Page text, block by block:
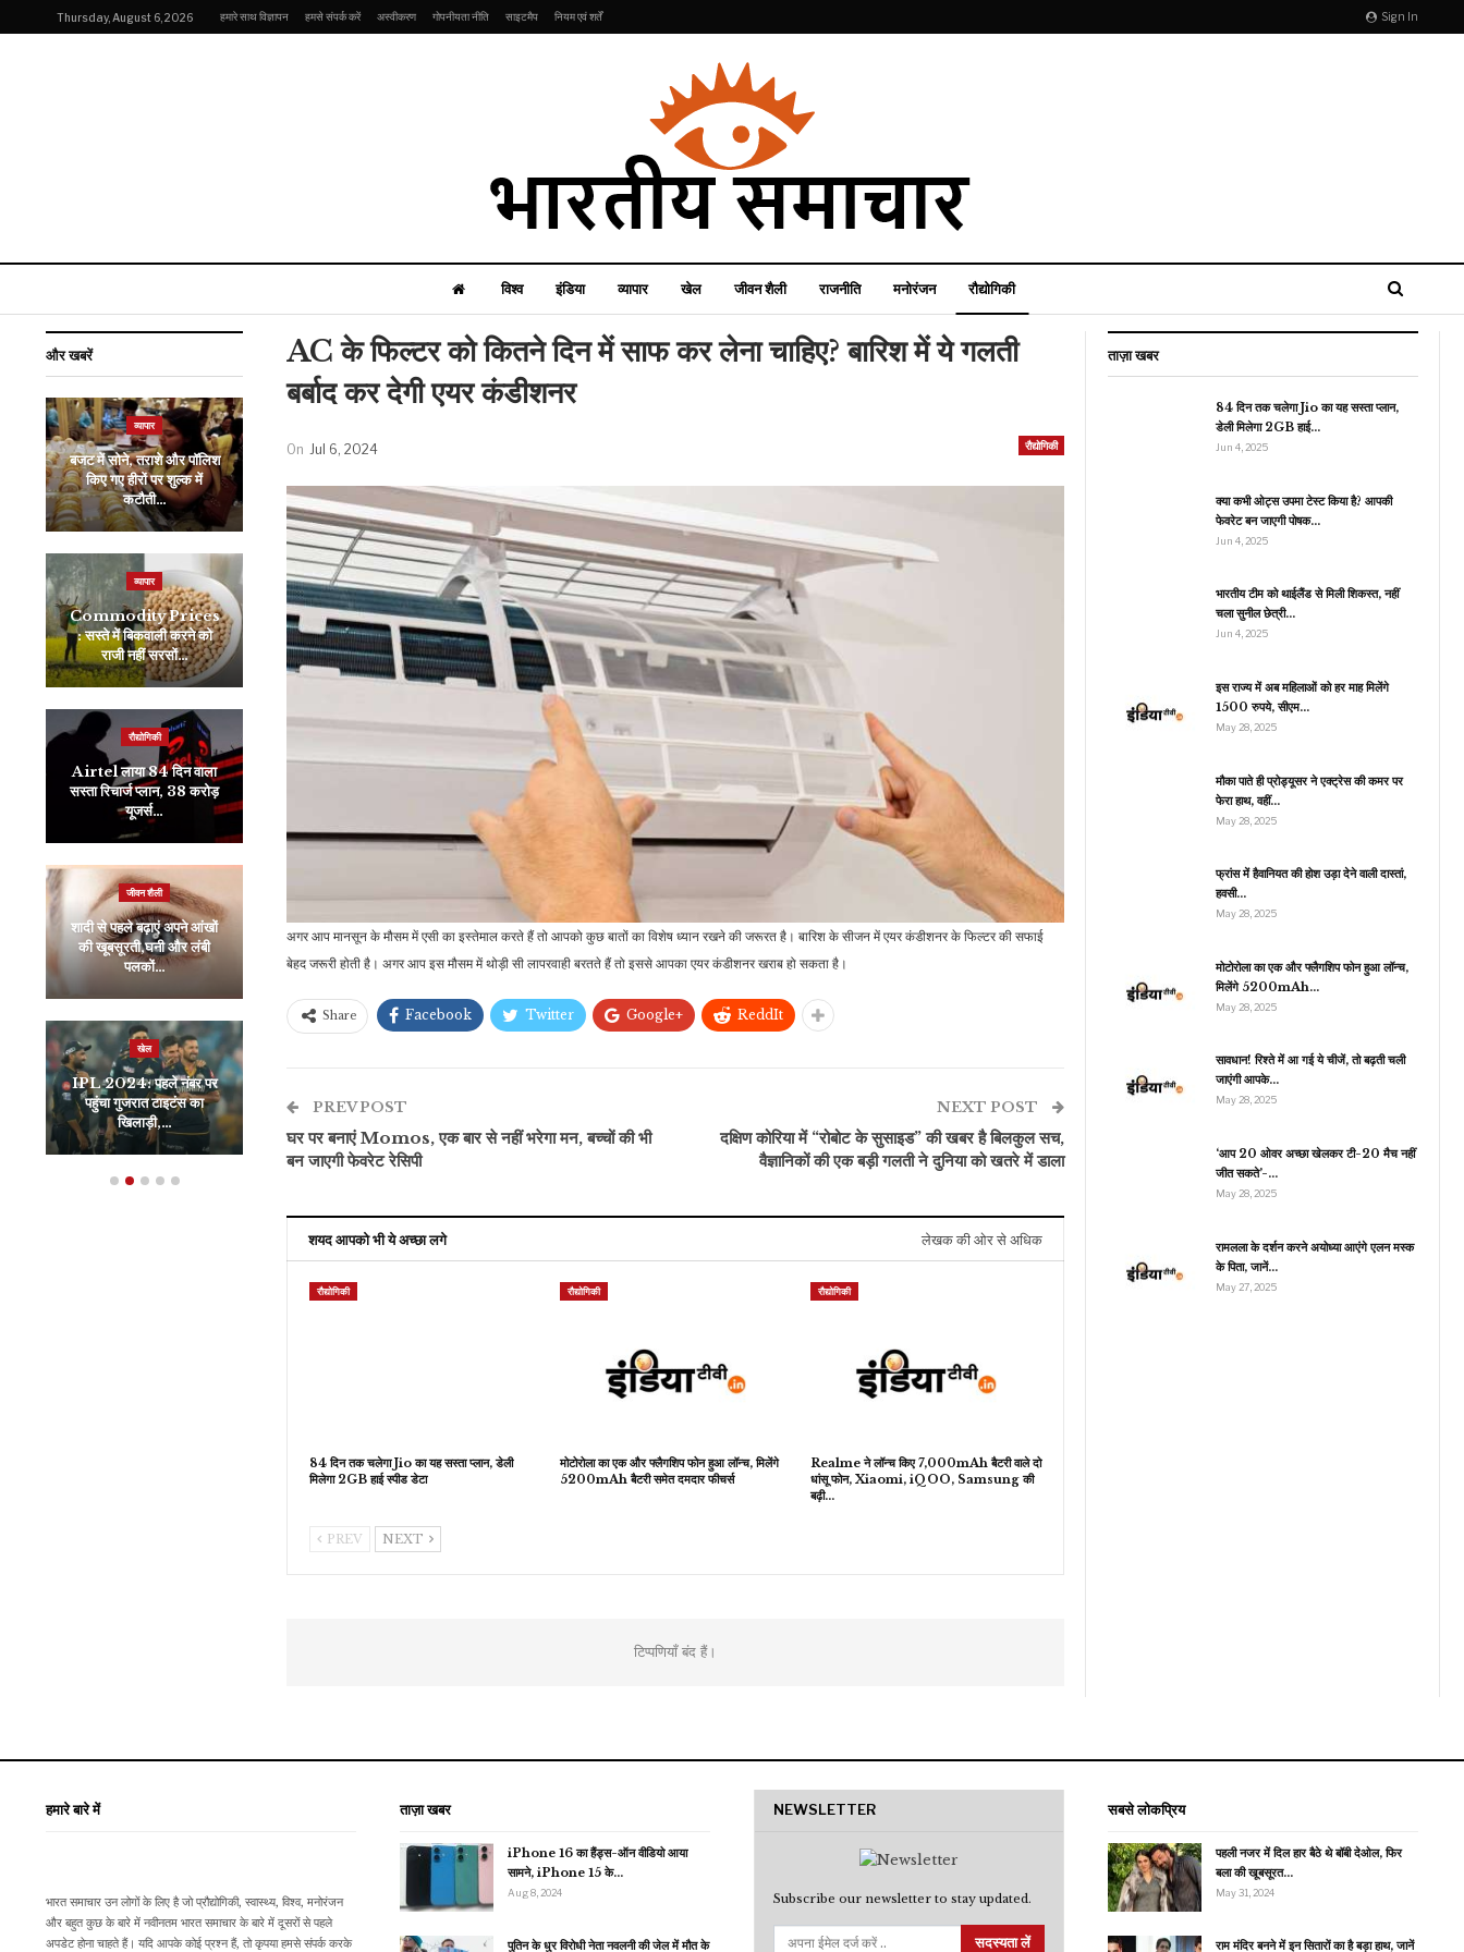
Sign In
Thursday, August 6, 2026 हमारे साथ विज्ञापन हमसे संपर्क करें अस्वीकरण गोपनीयता नीति साइटमैप नियम एवं शर्तें
विश्व इंडिया व्यापार खेल जीवन शैली राजनीति मनोरंजन रौद्योगिकी
AC के फिल्टर को कितने दिन में साफ कर लेना चाहिए? बारिश में ये गलती
बर्बाद कर देगी एयर कंडीशनर
रौद्योगिकी
On Jul 6, 2024
अगर आप मानसून के मौसम में एसी का इस्तेमाल करते हैं तो आपको कुछ बातों का विशेष ध्यान रखने की जरूरत है। बारिश के सीजन में एयर कंडीशनर के फिल्टर की सफाई
बेहद जरूरी होती है। अगर आप इस मौसम में थोड़ी सी लापरवाही बरतते हैं तो इससे आपका एयर कंडीशनर खराब हो सकता है।
Share Facebook Twitter Google+ ReddIt
PREV POST
घर पर बनाएं Momos, एक बार से नहीं भरेगा मन, बच्चों की भी
बन जाएगी फेवरेट रेसिपी
NEXT POST
दक्षिण कोरिया में “रोबोट के सुसाइड” की खबर है बिलकुल सच,
वैज्ञानिकों की एक बड़ी गलती ने दुनिया को खतरे में डाला
शयद आपको भी ये अच्छा लगे लेखक की ओर से अधिक
रौद्योगिकी
84 दिन तक चलेगा Jio का यह सस्ता प्लान, डेली
मिलेगा 2GB हाई स्पीड डेटा
रौद्योगिकी
मोटोरोला का एक और फ्लैगशिप फोन हुआ लॉन्च, मिलेंगे
5200mAh बैटरी समेत दमदार फीचर्स
रौद्योगिकी
Realme ने लॉन्च किए 7,000mAh बैटरी वाले दो
धांसू फोन, Xiaomi, iQOO, Samsung की
बढ़ी…
PREV NEXT
टिप्पणियाँ बंद हैं।
ताज़ा खबर
84 दिन तक चलेगा Jio का यह सस्ता प्लान,
डेली मिलेगा 2GB हाई…
Jun 4, 2025
क्या कभी ओट्स उपमा टेस्ट किया है? आपकी
फेवरेट बन जाएगी पोषक…
Jun 4, 2025
भारतीय टीम को थाईलैंड से मिली शिकस्त, नहीं
चला सुनील छेत्री…
Jun 4, 2025
इस राज्य में अब महिलाओं को हर माह मिलेंगे
1500 रुपये, सीएम…
May 28, 2025
मौका पाते ही प्रोड्यूसर ने एक्ट्रेस की कमर पर
फेरा हाथ, वहीं…
May 28, 2025
फ्रांस में हैवानियत की होश उड़ा देने वाली दास्तां,
हवसी…
May 28, 2025
मोटोरोला का एक और फ्लैगशिप फोन हुआ लॉन्च,
मिलेंगे 5200mAh…
May 28, 2025
सावधान! रिश्ते में आ गई ये चीजें, तो बढ़ती चली
जाएंगी आपके…
May 28, 2025
‘आप 20 ओवर अच्छा खेलकर टी-20 मैच नहीं
जीत सकते’-…
May 28, 2025
रामलला के दर्शन करने अयोध्या आएंगे एलन मस्क
के पिता, जानें…
May 27, 2025
और खबरें
व्यापार
बजट में सोने, तराशे और पॉलिश
किए गए हीरों पर शुल्क में
कटौती…
व्यापार
Commodity Prices
: सस्ते में बिकवाली करने को
राजी नहीं सरसों…
रौद्योगिकी
Airtel लाया 84 दिन वाला
सस्ता रिचार्ज प्लान, 38 करोड़
यूजर्स…
जीवन शैली
शादी से पहले बढ़ाएं अपने आंखों
की खूबसूरती,घनी और लंबी
पलकों…
खेल
IPL 2024: पहले नंबर पर
पहुंचा गुजरात टाइटंस का
खिलाड़ी,…
रिलीज के पहले ही लीक हुई
फिल्म की लिंक…
खेल
LSG Vs CSK: क्या चेन्नई
और लखनऊ की टीम में होगा
बदलाव, ऐसी…
जो बाइडेन ने की इजरायल पर
ईरान के हमले की निंदा,
Emergency…
टेंशन, जसप्रीत बुमराह की
खेल
Asia Cup 2023:
बांग्लादेश की टीम ने
अफगानिस्तान को धोया,…
मनोरंजन
इस वजह से ठुकराया ‘खतरों के
खिलाड़ी 14’ में जाने…
Nokia के 25 साल पुराने
फोन की वापसी, 4G
कनेक्टिविटी समेत नए…
राजनीति
चीन ने दिखा दी चालबाजी!
पाकिस्तान के समर्थन में अलापा
राजनीति
Israel-Hamas War
में ट्रंप की हैरतअंगेज एंट्री से
दुनिया में…
Trophy 2025:
सेमीफाइनल बारिश में धुला तो
क्या…
Tecno Pova 6 Pro
जीवन शैली
राजस्थानी चूरमा लड्डू बनाने
की आसान रेसिपी, इस ट्रिक
सेमीफाइनल में पहुंच सकती है
हमारे बारे में
भारत समाचार उन लोगों के लिए है जो प्रौद्योगिकी, स्वास्थ्य, विश्व, मनोरंजन
और बहुत कुछ के बारे में नवीनतम भारत समाचार के बारे में दूसरों से पहले
अपडेट होना चाहते हैं। यदि आपके कोई प्रश्न हैं, तो कृपया हमसे संपर्क करके
ताज़ा खबर
iPhone 16 का हैंड्स-ऑन वीडियो आया
सामने, iPhone 15 के…
Aug 8, 2024
पुतिन के धुर विरोधी नेता नवलनी की जेल में मौत के
NEWSLETTER
Subscribe our newsletter to stay updated.
सदस्यता लें
सबसे लोकप्रिय
पहली नजर में दिल हार बैठे थे बॉबी देओल, फिर
बला की खूबसूरत…
May 31, 2024
राम मंदिर बनने में इन सितारों का है बड़ा हाथ, जानें